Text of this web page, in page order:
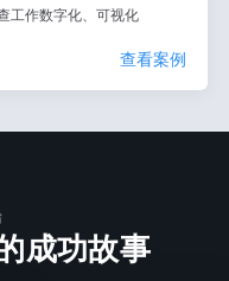
工作数字化、可视化
查看案例
成功故事